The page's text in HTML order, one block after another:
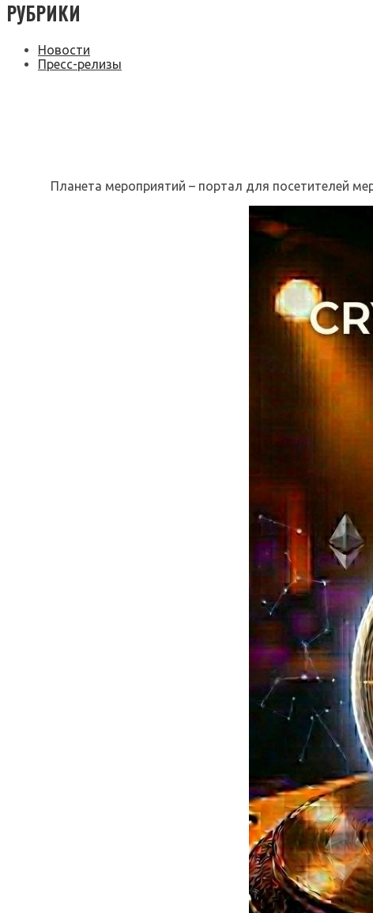
РУБРИКИ
Новости
Пресс-релизы
Планета мероприятий – портал для посетителей